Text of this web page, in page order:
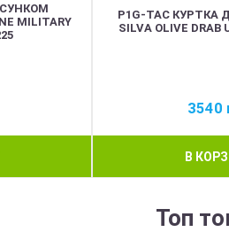
MILITARY
P1G-TAC
SILVA OLIVE DRAB
3540
В
Топ